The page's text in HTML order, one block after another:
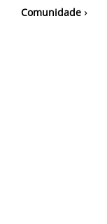
Comunidade